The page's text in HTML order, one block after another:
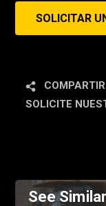
SOLICITAR
COMPARTIR
SOLICITE
See